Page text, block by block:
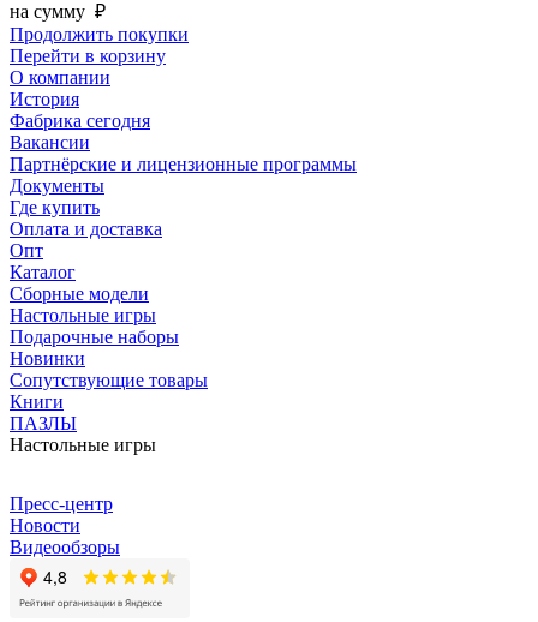
на сумму ₽
Продолжить покупки
Перейти в корзину
О компании
История
Фабрика сегодня
Вакансии
Партнёрские и лицензионные программы
Документы
Где купить
Оплата и доставка
Опт
Каталог
Сборные модели
Настольные игры
Подарочные наборы
Новинки
Сопутствующие товары
Книги
ПАЗЛЫ
Настольные игры
Пресс-центр
Новости
Видеообзоры